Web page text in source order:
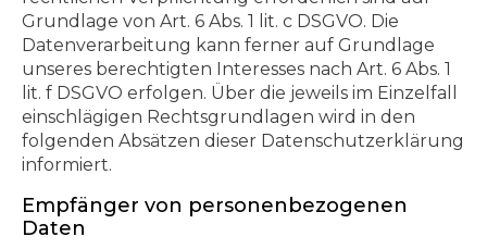
Grundlage von Art. 6 Abs. 1 lit. c DSGVO. Die
Datenverarbeitung kann ferner auf Grundlage
unseres berechtigten Interesses nach Art. 6 Abs. 1
lit. f DSGVO erfolgen. Über die jeweils im Einzelfall
einschlägigen Rechtsgrundlagen wird in den
folgenden Absätzen dieser Datenschutzerklärung
informiert.
Empfänger von personenbezogenen
Daten